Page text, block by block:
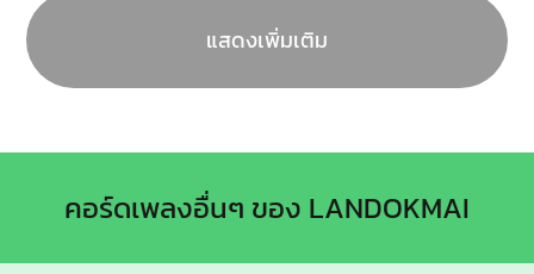
แสดงเพิ่มเติม
คอร์ดเพลงอื่นๆ ของ LANDOKMAI